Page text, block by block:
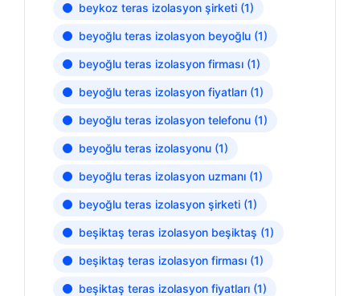
beykoz teras izolasyon şirketi (1)
beyoğlu teras izolasyon beyoğlu (1)
beyoğlu teras izolasyon firması (1)
beyoğlu teras izolasyon fiyatları (1)
beyoğlu teras izolasyon telefonu (1)
beyoğlu teras izolasyonu (1)
beyoğlu teras izolasyon uzmanı (1)
beyoğlu teras izolasyon şirketi (1)
beşiktaş teras izolasyon beşiktaş (1)
beşiktaş teras izolasyon firması (1)
beşiktaş teras izolasyon fiyatları (1)